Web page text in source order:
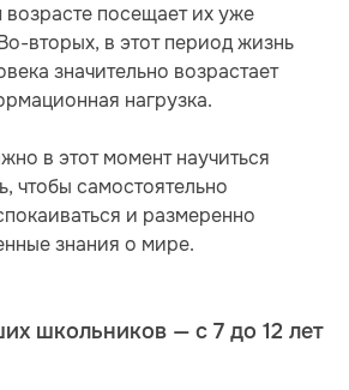
возрасте посещает их уже
вторых, в этот период жизнь
значительно возрастает
нагрузка.
в этот момент научиться
чтобы самостоятельно
и размеренно
знания о мире.
школьников — с 7 до 12 лет